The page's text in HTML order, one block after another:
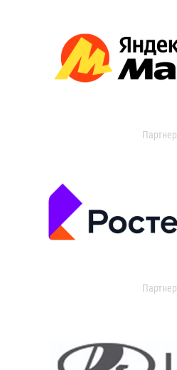
Партнер
Партнер